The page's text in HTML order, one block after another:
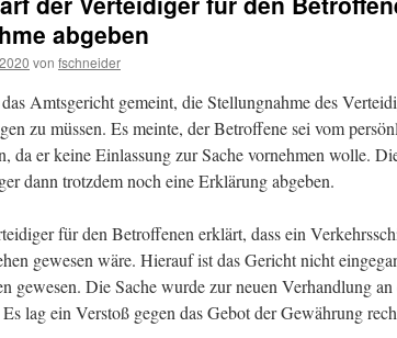
abgeben
von fschneider
Amtsgericht gemeint, die Stellungnahme des
zu müssen. Es meinte, der Betroffene sei vom
da er keine Einlassung zur Sache vornehmen wolle.
dann trotzdem noch eine Erklärung abgeben.
für den Betroffenen erklärt, dass ein
gewesen wäre. Hierauf ist das Gericht nicht
gewesen. Die Sache wurde zur neuen Verhandlung
lag ein Verstoß gegen das Gebot der Gewährung